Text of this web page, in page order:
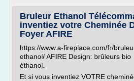
Bruleur Ethanol
inventiez votre Cheminée
Foyer AFIRE
https://www.a-fireplace.com/fr/
ethanol/ AFIRE Design: brûleurs bio
éthanol.
Et si vous inventiez VOTRE